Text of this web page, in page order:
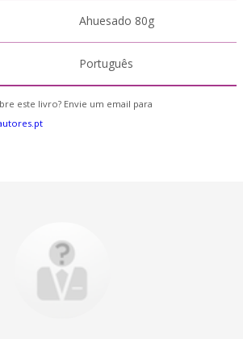
Ahuesado 80g
Português
este livro? Envie um email para